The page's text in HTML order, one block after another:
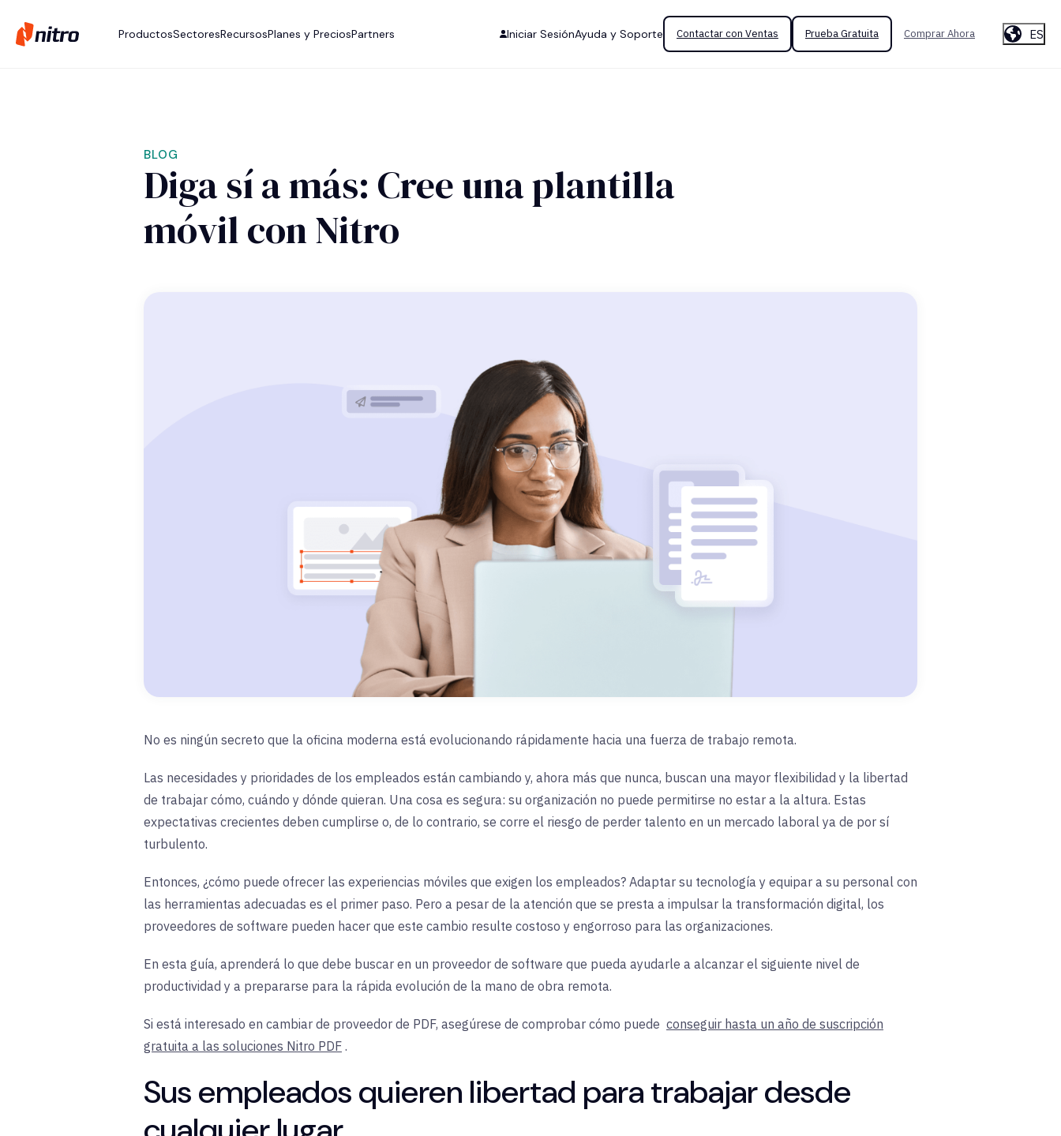
ProductosSectoresRecursosPlanes y PreciosPartners Iniciar SesiónAyuda y Soporte Contactar con Ventas Prueba Gratuita Comprar Ahora ES
BLOG
Diga sí a más: Cree una plantilla
móvil con Nitro
No es ningún secreto que la oficina moderna está evolucionando rápidamente hacia una fuerza de trabajo remota.
Las necesidades y prioridades de los empleados están cambiando y, ahora más que nunca, buscan una mayor flexibilidad y la libertad
de trabajar cómo, cuándo y dónde quieran. Una cosa es segura: su organización no puede permitirse no estar a la altura. Estas
expectativas crecientes deben cumplirse o, de lo contrario, se corre el riesgo de perder talento en un mercado laboral ya de por sí
turbulento.
Entonces, ¿cómo puede ofrecer las experiencias móviles que exigen los empleados? Adaptar su tecnología y equipar a su personal con
las herramientas adecuadas es el primer paso. Pero a pesar de la atención que se presta a impulsar la transformación digital, los
proveedores de software pueden hacer que este cambio resulte costoso y engorroso para las organizaciones.
En esta guía, aprenderá lo que debe buscar en un proveedor de software que pueda ayudarle a alcanzar el siguiente nivel de
productividad y a prepararse para la rápida evolución de la mano de obra remota.
Si está interesado en cambiar de proveedor de PDF, asegúrese de comprobar cómo puede conseguir hasta un año de suscripción
gratuita a las soluciones Nitro PDF .
Sus empleados quieren libertad para trabajar desde